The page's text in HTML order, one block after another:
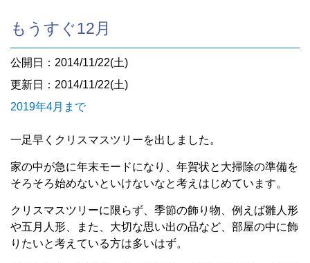
もうすぐ12月
公開日：2014/11/22(土)
更新日：2014/11/22(土)
2019年4月まで
一足早くクリスマスツリーを出しました。
家の中が急に年末モードになり、年賀状と大掃除の準備を
そろそろ始めないといけないなと考えはじめています。
クリスマスツリーに限らず、季節の飾り物、例えば雛人形
や五月人形、また、大切な思い出の品など、部屋の中に飾
りたいと考えている方は多いはず。